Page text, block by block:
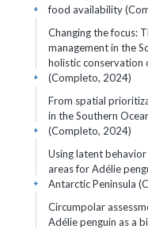
food availability
+
Changing the focus:
management in the
holistic conservation
(Completo, 2024)
+
From spatial
in the Southern
(Completo, 2024)
+
Using latent
areas for Adélie
Antarctic Peninsula
+
Circumpolar
Adélie penguin as a